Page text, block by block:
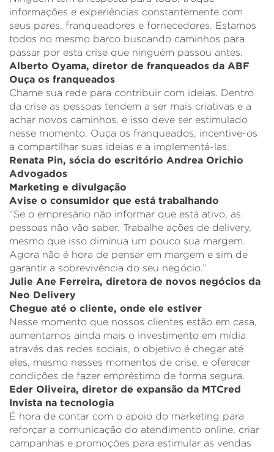
informações e experiências constantemente com
seus pares, franqueadores e fornecedores. Estamos
todos no mesmo barco buscando caminhos para
passar por esta crise que ninguém passou antes.
Alberto Oyama, diretor de franqueados da ABF
Ouça os franqueados
Chame sua rede para contribuir com ideias. Dentro
da crise as pessoas tendem a ser mais criativas e a
achar novos caminhos, e isso deve ser estimulado
nesse momento. Ouça os franqueados, incentive-os
a compartilhar suas ideias e a implementá-las.
Renata Pin, sócia do escritório Andrea Orichio
Advogados
Marketing e divulgação
Avise o consumidor que está trabalhando
“Se o empresário não informar que está ativo, as
pessoas não vão saber. Trabalhe ações de delivery,
mesmo que isso diminua um pouco sua margem.
Agora não é hora de pensar em margem e sim de
garantir a sobrevivência do seu negócio.”
Julie Ane Ferreira, diretora de novos negócios da
Neo Delivery
Chegue até o cliente, onde ele estiver
Nesse momento que nossos clientes estão em casa,
aumentamos ainda mais o investimento em mídia
através das redes sociais, o objetivo é chegar até
eles, mesmo nesses momentos de crise, e oferecer
condições de fazer empréstimo de forma segura.
Eder Oliveira, diretor de expansão da MTCred
Invista na tecnologia
É hora de contar com o apoio do marketing para
reforçar a comunicação do atendimento online, criar
campanhas e promoções para estimular as vendas